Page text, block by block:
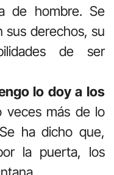
de hombre. Se
sus derechos, su
de ser
lo doy a los
veces más de lo
ha dicho que,
la puerta, los